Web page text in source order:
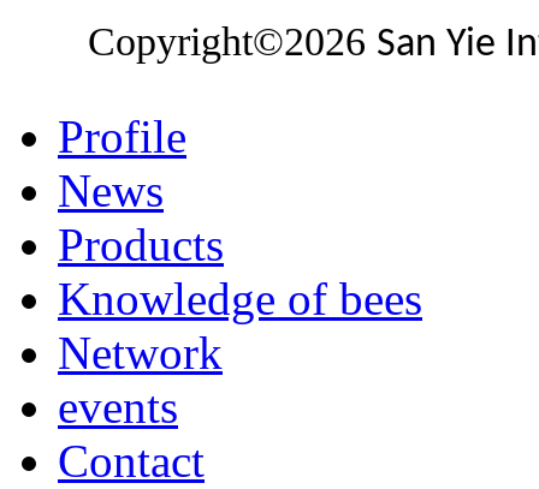
Copyright©2026 San Yie
Profile
News
Products
Knowledge of bees
Network
events
Contact